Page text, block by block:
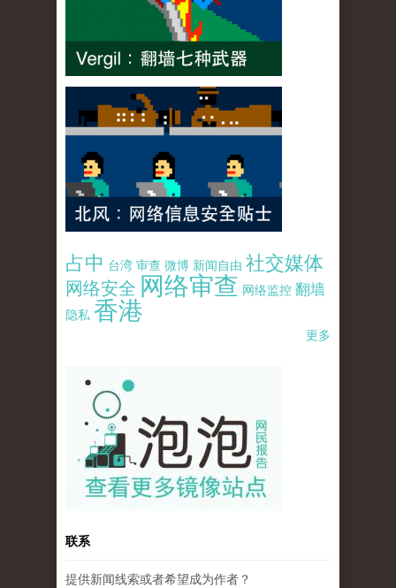
占中 台湾 审查 微博 新闻自由 社交媒体
网络安全 网络审查 网络监控 翻墙
隐私 香港
更多
pao-pao-banner-mirror-site-120814.jpg
联系
提供新闻线索或者希望成为作者？